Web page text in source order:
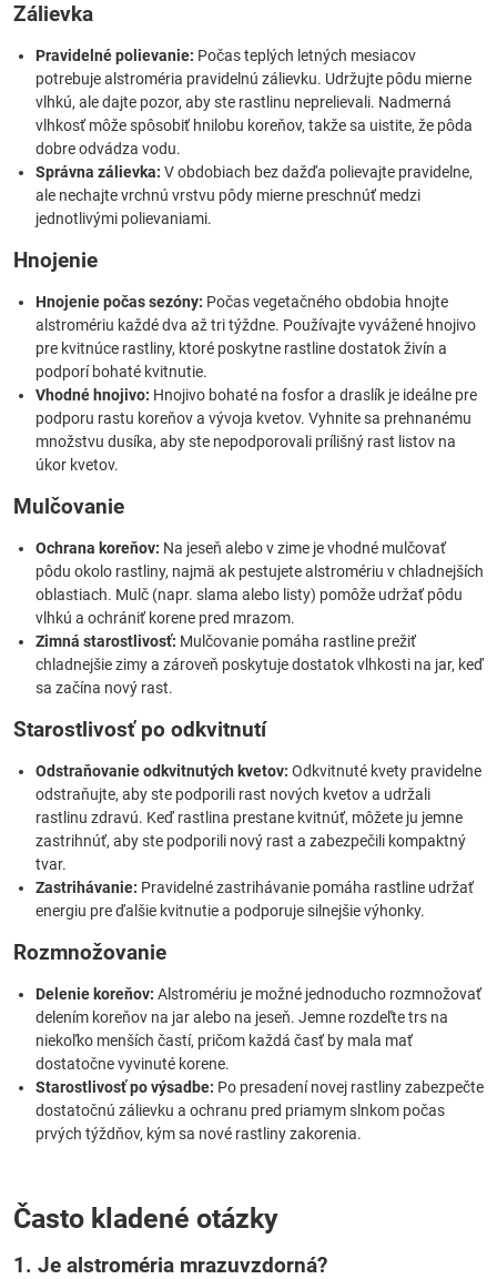
Zálievka
Pravidelné polievanie: Počas teplých letných mesiacov
potrebuje alstroméria pravidelnú zálievku. Udržujte pôdu mierne
vlhkú, ale dajte pozor, aby ste rastlinu neprelievali. Nadmerná
vlhkosť môže spôsobiť hnilobu koreňov, takže sa uistite, že pôda
dobre odvádza vodu.
Správna zálievka: V obdobiach bez dažďa polievajte pravidelne,
ale nechajte vrchnú vrstvu pôdy mierne preschnúť medzi
jednotlivými polievaniami.
Hnojenie
Hnojenie počas sezóny: Počas vegetačného obdobia hnojte
alstromériu každé dva až tri týždne. Používajte vyvážené hnojivo
pre kvitnúce rastliny, ktoré poskytne rastline dostatok živín a
podporí bohaté kvitnutie.
Vhodné hnojivo: Hnojivo bohaté na fosfor a draslík je ideálne pre
podporu rastu koreňov a vývoja kvetov. Vyhnite sa prehnanému
množstvu dusíka, aby ste nepodporovali prílišný rast listov na
úkor kvetov.
Mulčovanie
Ochrana koreňov: Na jeseň alebo v zime je vhodné mulčovať
pôdu okolo rastliny, najmä ak pestujete alstromériu v chladnejších
oblastiach. Mulč (napr. slama alebo listy) pomôže udržať pôdu
vlhkú a ochrániť korene pred mrazom.
Zimná starostlivosť: Mulčovanie pomáha rastline prežiť
chladnejšie zimy a zároveň poskytuje dostatok vlhkosti na jar, keď
sa začína nový rast.
Starostlivosť po odkvitnutí
Odstraňovanie odkvitnutých kvetov: Odkvitnuté kvety pravidelne
odstraňujte, aby ste podporili rast nových kvetov a udržali
rastlinu zdravú. Keď rastlina prestane kvitnúť, môžete ju jemne
zastrihnúť, aby ste podporili nový rast a zabezpečili kompaktný
tvar.
Zastrihávanie: Pravidelné zastrihávanie pomáha rastline udržať
energiu pre ďalšie kvitnutie a podporuje silnejšie výhonky.
Rozmnožovanie
Delenie koreňov: Alstromériu je možné jednoducho rozmnožovať
delením koreňov na jar alebo na jeseň. Jemne rozdeľte trs na
niekoľko menších častí, pričom každá časť by mala mať
dostatočne vyvinuté korene.
Starostlivosť po výsadbe: Po presadení novej rastliny zabezpečte
dostatočnú zálievku a ochranu pred priamym slnkom počas
prvých týždňov, kým sa nové rastliny zakorenia.
Často kladené otázky
1. Je alstroméria mrazuvzdorná?